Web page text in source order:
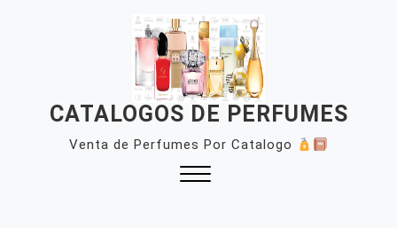
CATALOGOS DE PERFUMES
Venta de Perfumes Por Catalogo